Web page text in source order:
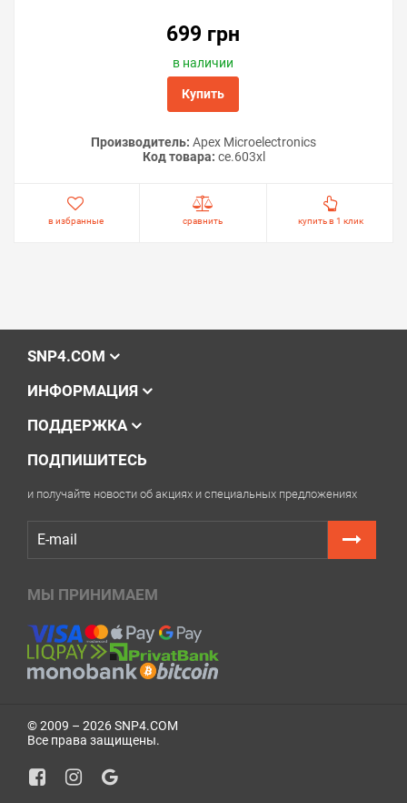
699 грн
в наличии
Купить
Производитель: Apex Microelectronics
Код товара: ce.603xl
в избранные сравнить купить в 1 клик
SNP4.COM
ИНФОРМАЦИЯ
ПОДДЕРЖКА
ПОДПИШИТЕСЬ
и получайте новости об акциях и специальных предложениях
МЫ ПРИНИМАЕМ
© 2009 – 2026 SNP4.COM
Все права защищены.